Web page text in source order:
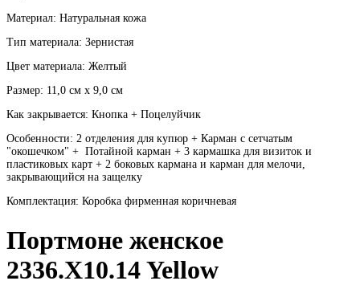
Материал: Натуральная кожа
Тип материала: Зернистая
Цвет материала: Желтый
Размер: 11,0 см х 9,0 см
Как закрывается: Кнопка + Поцелуйчик
Особенности: 2 отделения для купюр + Карман с сетчатым
"окошечком" + Потайной карман + 3 кармашка для визиток и
пластиковых карт + 2 боковых кармана и карман для мелочи,
закрывающийся на защелку
Комплектация: Коробка фирменная коричневая
Портмоне женское
2336.X10.14 Yellow